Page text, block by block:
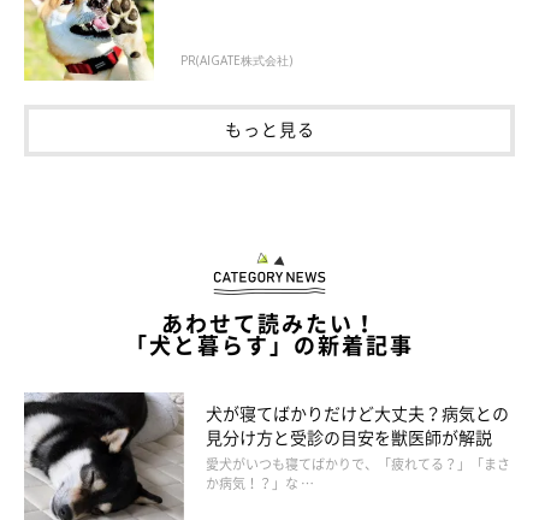
いぬのきもち投稿写真ギャラリー
睡眠には、浅い眠りの「レム睡眠」と、深い眠りの「ノンレム睡
眠」があります。人も犬も、浅い眠りと深い眠りを繰り返しなが
ら眠るのは同じです。
人は90分間隔でノンレム睡眠→レム睡眠を繰り返すのに対し、犬
PR(AIGATE株式会社)
もっと見る
あわせて読みたい！
「犬と暮らす」の新着記事
犬が寝てばかりだけど大丈夫？病気との
見分け方と受診の目安を獣医師が解説
愛犬がいつも寝てばかりで、「疲れてる？」「まさ
か病気！？」な …